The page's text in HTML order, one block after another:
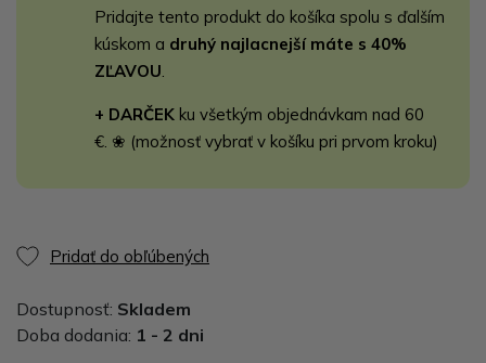
Pridajte tento produkt do košíka spolu s ďalším
kúskom a druhý najlacnejší máte s 40%
ZĽAVOU
+ DARČEK ku všetkým objednávkam nad 60
€. ❀ (možnosť vybrať v košíku pri prvom kroku)
Pridať do obľúbených
Dostupnosť: Skladem
Doba dodania: 1 - 2 dni